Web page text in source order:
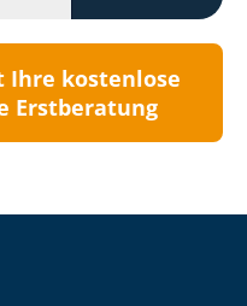
Ihre kostenlose
Erstberatung